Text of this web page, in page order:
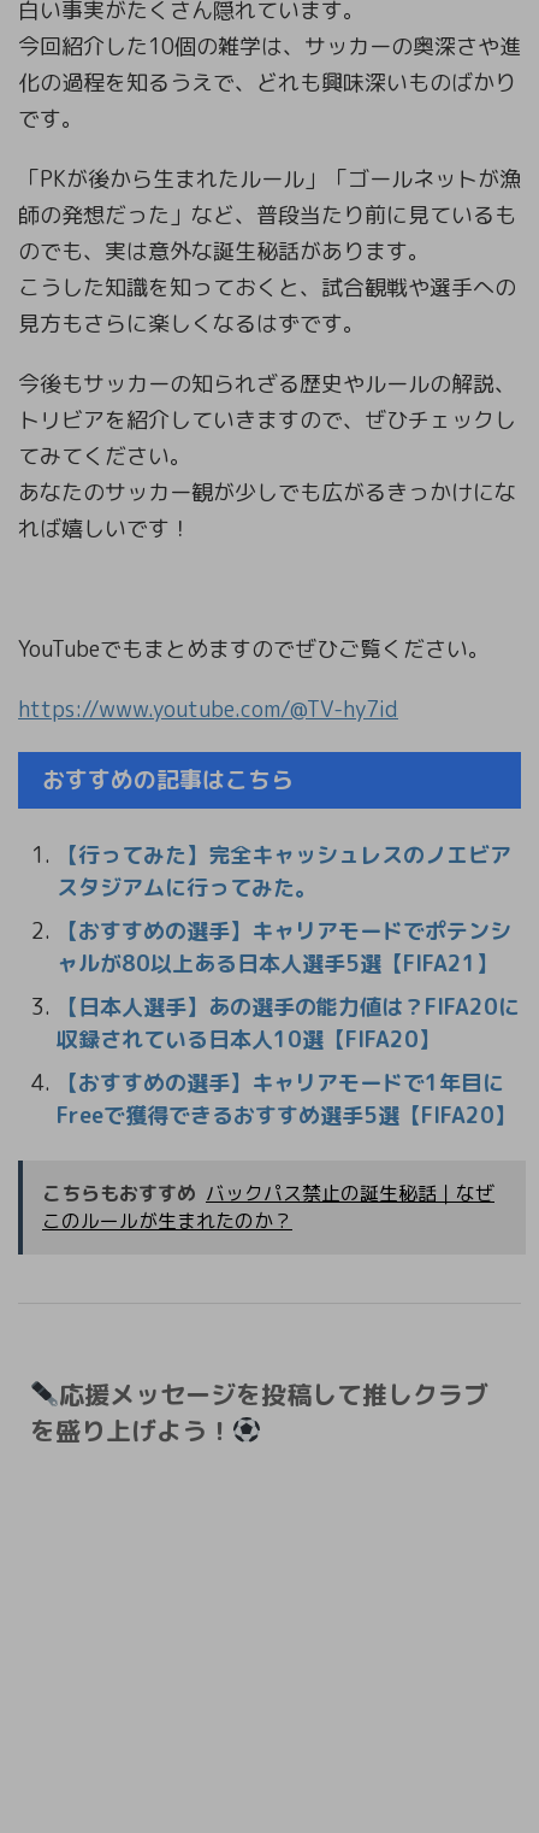
白い事実がたくさん隠れています。
今回紹介した10個の雑学は、サッカーの奥深さや進
化の過程を知るうえで、どれも興味深いものばかり
です。
「PKが後から生まれたルール」「ゴールネットが漁
師の発想だった」など、普段当たり前に見ているも
のでも、実は意外な誕生秘話があります。
こうした知識を知っておくと、試合観戦や選手への
見方もさらに楽しくなるはずです。
今後もサッカーの知られざる歴史やルールの解説、
トリビアを紹介していきますので、ぜひチェックし
てみてください。
あなたのサッカー観が少しでも広がるきっかけにな
れば嬉しいです！
YouTubeでもまとめますのでぜひご覧ください。
https://www.youtube.com/@TV-hy7id
おすすめの記事はこちら
【行ってみた】完全キャッシュレスのノエビア
スタジアムに行ってみた。
【おすすめの選手】キャリアモードでポテンシ
ャルが80以上ある日本人選手5選【FIFA21】
【日本人選手】あの選手の能力値は？FIFA20に
収録されている日本人10選【FIFA20】
【おすすめの選手】キャリアモードで1年目に
Freeで獲得できるおすすめ選手5選【FIFA20】
こちらもおすすめ バックパス禁止の誕生秘話｜なぜ
このルールが生まれたのか？
応援メッセージを投稿して推しクラブ
を盛り上げよう！